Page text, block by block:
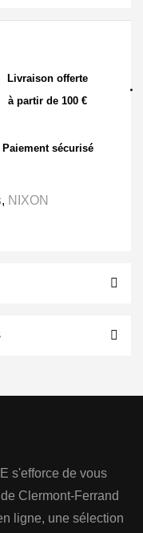
Livraison offerte
à partir de 100 €
Paiement sécurisé
, NIXON
s'efforce de vous
Clermont-Ferrand
ligne, une sélection